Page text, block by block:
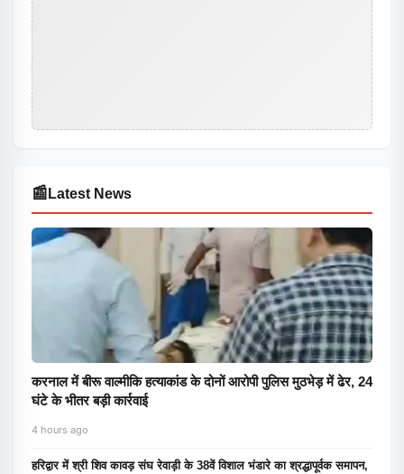
📰 Latest News
करनाल में बीरू वाल्मीकि हत्याकांड के दोनों आरोपी पुलिस मुठभेड़ में ढेर, 24
घंटे के भीतर बड़ी कार्रवाई
4 hours ago
हरिद्वार में श्री शिव कावड़ संघ रेवाड़ी के 38वें विशाल भंडारे का श्रद्धापूर्वक समापन,